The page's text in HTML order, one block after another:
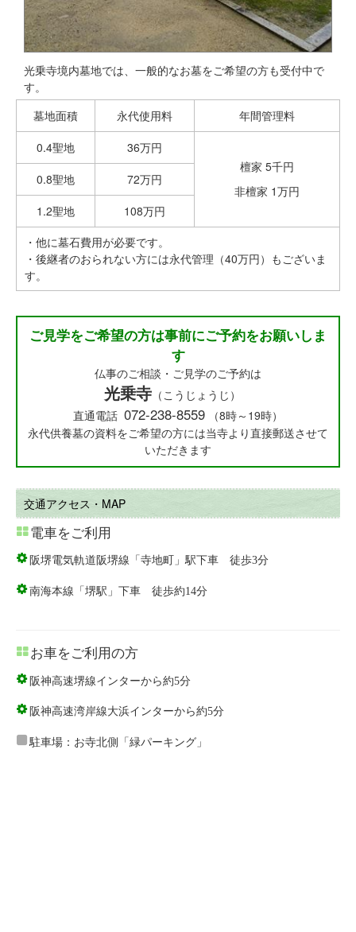
光乗寺境内墓地では、一般的なお墓をご希望の方も受付中で
す。
墓地面積
永代使用料
年間管理料
0.4聖地
36万円
檀家 5千円
非檀家 1万円
0.8聖地
72万円
1.2聖地
108万円
・他に墓石費用が必要です。
・後継者のおられない方には永代管理（40万円）もございま
す。
ご見学をご希望の方は事前にご予約をお願いしま
す
仏事のご相談・ご見学のご予約は
光乗寺 （こうじょうじ）
直通電話 072-238-8559 （8時～19時）
永代供養墓の資料をご希望の方には当寺より直接郵送させて
いただきます
交通アクセス・MAP
電車をご利用
阪堺電気軌道阪堺線「寺地町」駅下車 徒歩3分
南海本線「堺駅」下車 徒歩約14分
お車をご利用の方
阪神高速堺線インターから約5分
阪神高速湾岸線大浜インターから約5分
駐車場：お寺北側「緑パーキング」